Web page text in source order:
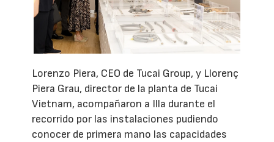
Lorenzo Piera, CEO de Tucai Group, y Llorenç
Piera Grau, director de la planta de Tucai
Vietnam, acompañaron a Illa durante el
recorrido por las instalaciones pudiendo
conocer de primera mano las capacidades